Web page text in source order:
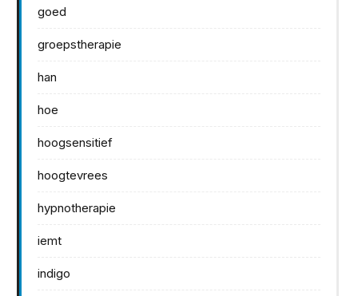
goed
groepstherapie
han
hoe
hoogsensitief
hoogtevrees
hypnotherapie
iemt
indigo